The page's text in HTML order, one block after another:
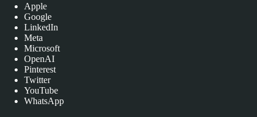
Apple
Google
LinkedIn
Meta
Microsoft
OpenAI
Pinterest
Twitter
YouTube
WhatsApp